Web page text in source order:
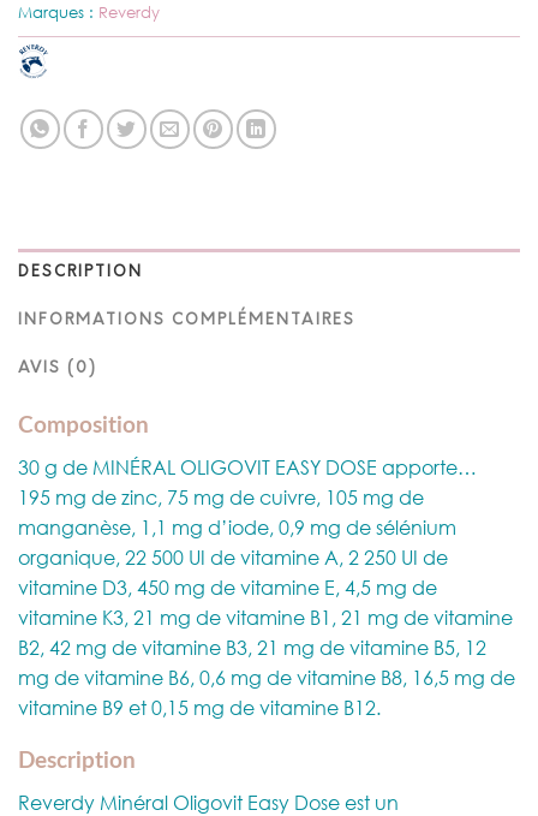
Marques : Reverdy
DESCRIPTION
INFORMATIONS COMPLÉMENTAIRES
AVIS (0)
Composition
30 g de MINÉRAL OLIGOVIT EASY DOSE apporte…
195 mg de zinc, 75 mg de cuivre, 105 mg de
manganèse, 1,1 mg d’iode, 0,9 mg de sélénium
organique, 22 500 UI de vitamine A, 2 250 UI de
vitamine D3, 450 mg de vitamine E, 4,5 mg de
vitamine K3, 21 mg de vitamine B1, 21 mg de vitamine
B2, 42 mg de vitamine B3, 21 mg de vitamine B5, 12
mg de vitamine B6, 0,6 mg de vitamine B8, 16,5 mg de
vitamine B9 et 0,15 mg de vitamine B12.
Description
Reverdy Minéral Oligovit Easy Dose est un